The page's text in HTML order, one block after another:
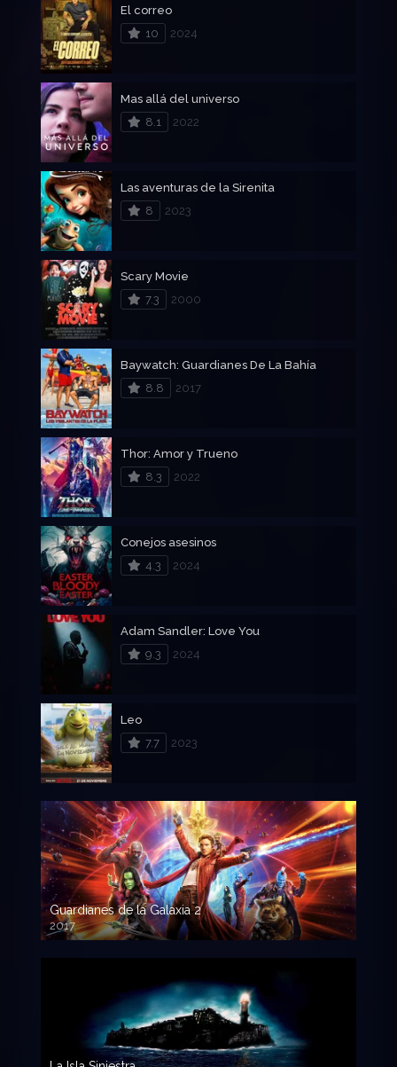
El correo
10
2024
Mas allá del universo
8.1
2022
Las aventuras de la Sirenita
8
2023
Scary Movie
7.3
2000
Baywatch: Guardianes De La Bahía
8.8
2017
Thor: Amor y Trueno
8.3
2022
Conejos asesinos
4.3
2024
Adam Sandler: Love You
9.3
2024
Leo
7.7
2023
Guardianes de la Galaxia 2
2017
720p HD